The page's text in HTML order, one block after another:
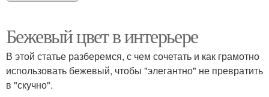
Бежевый цвет в интерьере
В этой статье разберемся, с чем сочетать и как грамотно
использовать бежевый, чтобы "элегантно" не превратить
в "скучно".